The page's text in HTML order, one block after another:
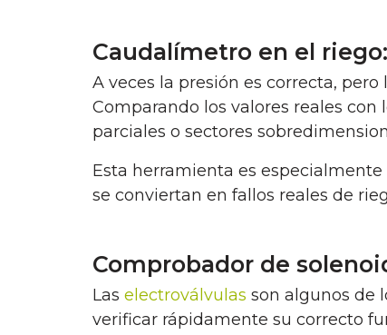
Caudalímetro en el
A veces la presión es correcta,
Comparando los valores reales
parciales o sectores
Esta herramienta es
se conviertan en fallos reales de
Comprobador de
Las electroválvulas son algunos de
verificar rápidamente su correcto